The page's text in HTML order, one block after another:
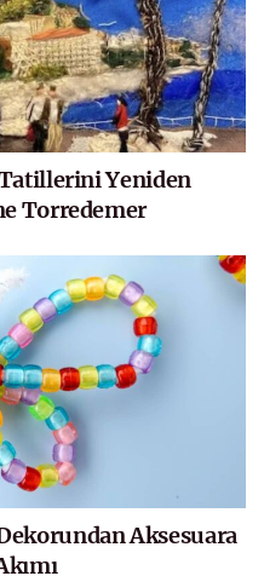
Tatillerini Yeniden
Torredemer
Aksesuara